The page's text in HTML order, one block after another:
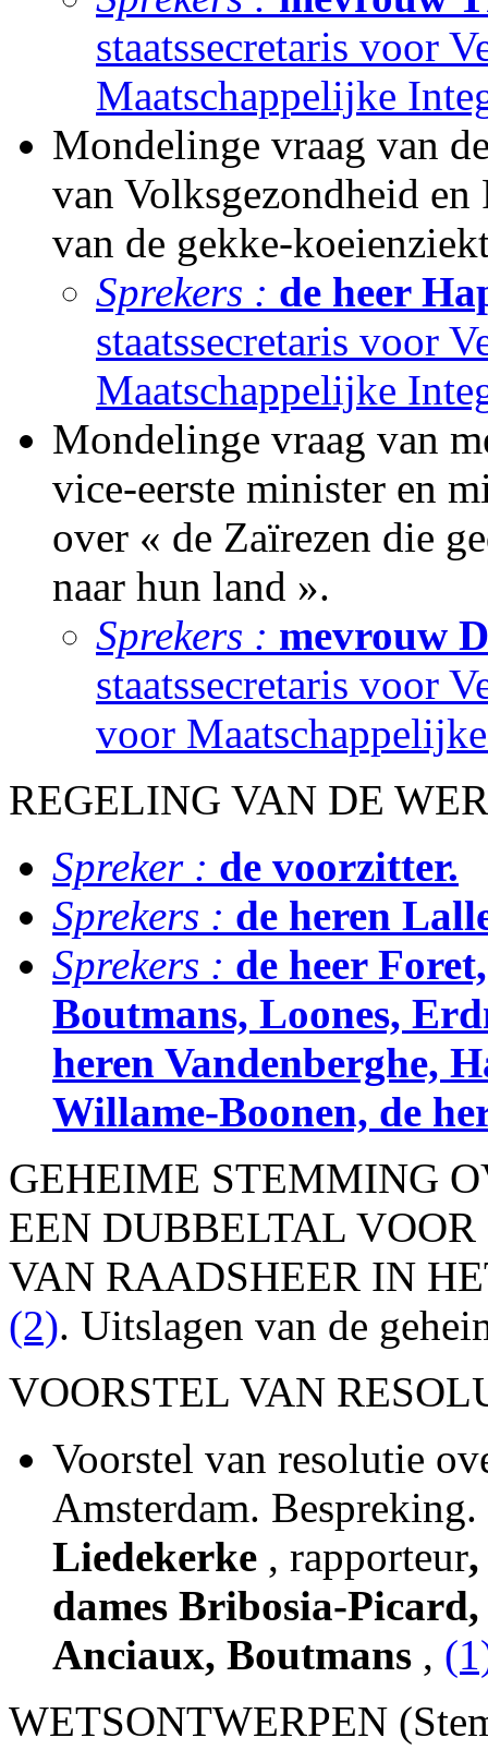
staatssecretaris voor
Maatschappelijke
Mondelinge vraag van
van Volksgezondheid en
van de gekke-
Sprekers : de heer
staatssecretaris voor
Maatschappelijke
Mondelinge vraag van
vice-eerste minister en
over « de Zaïrezen die
naar hun land ».
Sprekers : mevrouw
staatssecretaris voor
voor
REGELING VAN DE
Spreker : de voorzitter.
Sprekers : de heren
Sprekers : de heer
Boutmans, Loones,
heren Vandenberghe,
Willame-Boonen, de
GEHEIME STEMMING
EEN DUBBELTAL
VAN RAADSHEER IN
(2). Uitslagen van de
VOORSTEL VAN
Voorstel van resolutie
Amsterdam.
Liedekerke , rapporteur
dames Bribosia-
Anciaux, Boutmans ,
WETSONTWERPEN